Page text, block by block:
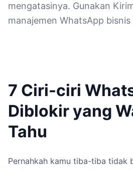
mengatasinya. Gunakan
manajemen WhatsApp
7 Ciri-ciri
Diblokir yang
Tahu
Pernahkah kamu tiba-tiba tidak